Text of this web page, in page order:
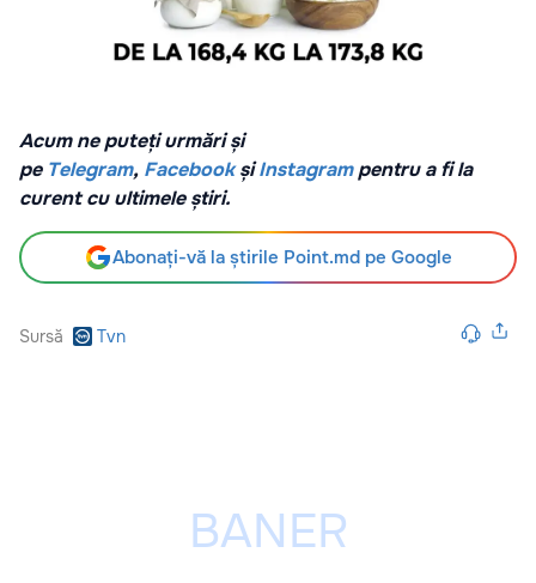
Acum ne puteți urmări și
pe Telegram, Facebook șiInstagrampentru a fi la
curent cu ultimele știri.
Abonați-vă la știrile Point.md pe Google
Sursă Tvn